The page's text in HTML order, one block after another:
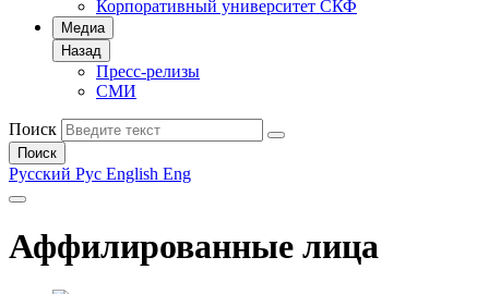
Корпоративный университет СКФ
Медиа
Назад
Пресс-релизы
СМИ
Поиск
Поиск
Русский Рус English Eng
Аффилированные лица